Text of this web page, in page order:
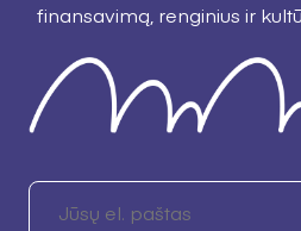
finansavimą, renginius ir